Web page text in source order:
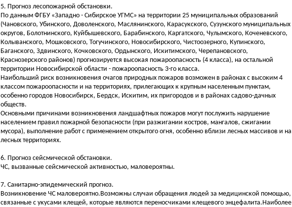
5. Прогноз лесопожарной обстановки.
По данным ФГБУ «Западно - Сибирское УГМС» на территории 25 муниципальных образований
(Чановского, Убинского, Доволенского, Маслянинского, Карасукского, Сузунского муниципальных
округов, Болотнинского, Куйбышевского, Барабинского, Каргатского, Чулымского, Коченевского,
Колыванского, Мошковского, Тогучинского, Новосибирского, Чистоозерного, Купинского,
Баганского, Здвинского, Кочковского, Ордынского, Искитимского, Черепановского,
Краснозерского районов) прогнозируется высокая пожароопасность (4 класса), на остальной
территории Новосибирской области - пожароопасность 3-го класса.
Наибольший риск возникновения очагов природных пожаров возможен в районах с высоким 4
классом пожароопасности и на территориях, прилегающих к крупным населенным пунктам,
особенно городов Новосибирск, Бердск, Искитим, их пригородов и в районах садово-дачных
обществ.
Основными причинами возникновения ландшафтных пожаров могут послужить нарушение
населением правил пожарной безопасности (при разжигании костров, мангалов, сжигании
мусора), выполнение работ с применением открытого огня, особенно вблизи лесных массивов и на
лесных территориях.
6. Прогноз сейсмической обстановки.
ЧС, вызванные сейсмической активностью, маловероятны.
7. Санитарно-эпидемический прогноз.
Возникновение ЧС маловероятно.Возможны случаи обращения людей за медицинской помощью,
связанные с укусами клещей, которые являются переносчиками клещевого энцефалита.Наиболее